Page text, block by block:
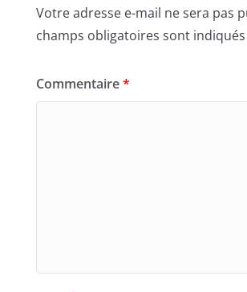
Votre adresse e-mail ne sera pas
champs obligatoires sont indiqués
Commentaire*